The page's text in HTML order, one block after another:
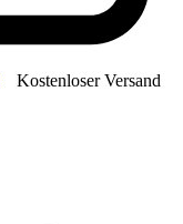
Kostenloser Versand